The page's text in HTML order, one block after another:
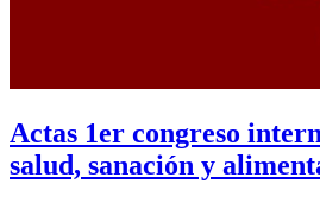
Actas 1er congreso
salud, sanación y